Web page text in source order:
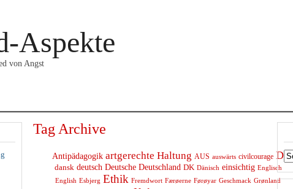
Aspekte
von Angst
Tag Archive
Antipädagogik artgerechte Haltung AUS auswärts civilcourage D
dansk deutsch Deutsche Deutschland DK Dänisch einsichtig Englisch
English Esbjerg Ethik Fremdwort Færøerne Førøyar Geschmack Grønland